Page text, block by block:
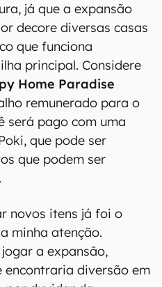
já que a expansão
decore diversas casas
que funciona
principal. Considere
Home Paradise
remunerado para o
será pago com uma
que pode ser
que podem ser
novos itens já foi o
minha atenção.
a expansão,
encontraria diversão em